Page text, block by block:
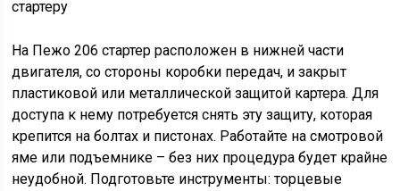
На Пежо 206 стартер расположен в нижней части
двигателя, со стороны коробки передач, и закрыт
пластиковой или металлической защитой картера. Для
доступа к нему потребуется снять эту защиту, которая
крепится на болтах и пистонах. Работайте на смотровой
яме или подъемнике – без них процедура будет крайне
неудобной. Подготовьте инструменты: торцевые